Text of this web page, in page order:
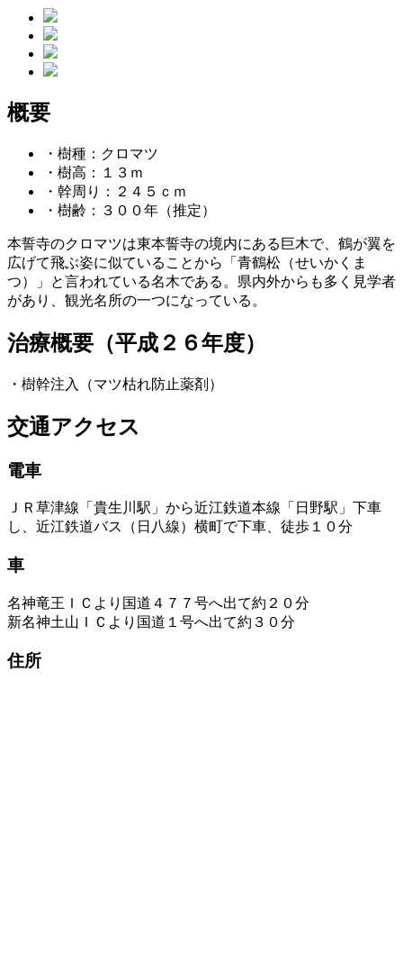
概要
・樹種：クロマツ
・樹高：１３ｍ
・幹周り：２４５ｃｍ
・樹齢：３００年（推定）
本誓寺のクロマツは東本誓寺の境内にある巨木で、鶴が翼を
広げて飛ぶ姿に似ていることから「青鶴松（せいかくま
つ）」と言われている名木である。県内外からも多く見学者
があり、観光名所の一つになっている。
治療概要（平成２６年度）
・樹幹注入（マツ枯れ防止薬剤）
交通アクセス
電車
ＪＲ草津線「貴生川駅」から近江鉄道本線「日野駅」下車
し、近江鉄道バス（日八線）横町で下車、徒歩１０分
車
名神竜王ＩＣより国道４７７号へ出て約２０分
新名神土山ＩＣより国道１号へ出て約３０分
住所